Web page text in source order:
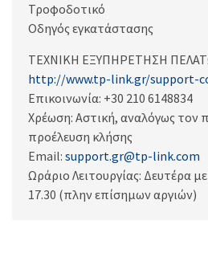
Τροφοδοτικό
Οδηγός εγκατάστασης
ΤΕΧΝΙΚΗ ΕΞΥΠΗΡΕΤΗΣΗ
http://www.tp-link.gr/support-
Επικοινωνία: +30 210 6148834
Χρέωση: Αστική, αναλόγως τον
προέλευση κλήσης
Email: support.gr@tp-link.com
Ωράριο Λειτουργίας: Δευτέρα
17.30 (πλην επίσημων αργιών)